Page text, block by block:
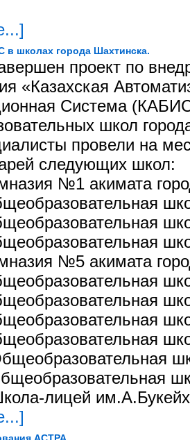
в школах города Шахтинска.
проект по
«Казахская
Система
школ
провели на
следующих школ:
№1 акимата
№5 акимата
лицей